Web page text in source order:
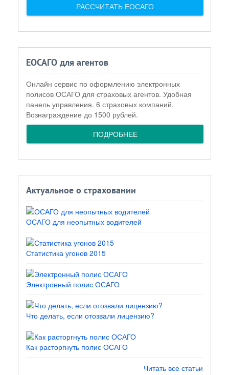
РАССЧИТАТЬ ЕОСАГО
ЕОСАГО для агентов
Онлайн сервис по оформлению электронных
полисов ОСАГО для страховых агентов. Удобная
панель управления. 6 страховых компаний.
Вознаграждение до 1500 рублей.
ПОДРОБНЕЕ
Актуальное о страховании
ОСАГО для неопытных водителей
Статистика угонов 2015
Электронный полис ОСАГО
Что делать, если отозвали лицензию?
Как расторгнуть полис ОСАГО
Читать все статьи